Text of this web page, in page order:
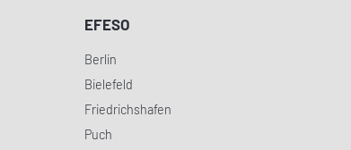
EFESO
Berlin
Bielefeld
Friedrichshafen
Puch